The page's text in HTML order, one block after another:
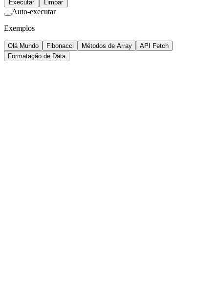
Executar Limpar
Auto-executar
Exemplos
Olá Mundo Fibonacci Métodos de Array
API Fetch
Formatação de Data